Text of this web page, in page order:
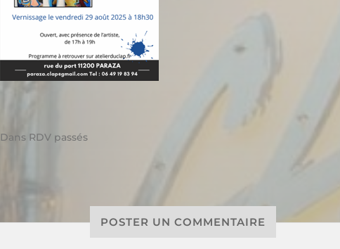
Dans RDV passés
POSTER UN COMMENTAIRE